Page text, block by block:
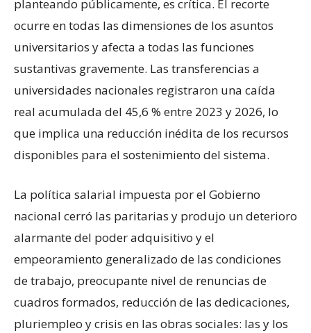
planteando públicamente, es crítica. El recorte
ocurre en todas las dimensiones de los asuntos
universitarios y afecta a todas las funciones
sustantivas gravemente. Las transferencias a
universidades nacionales registraron una caída
real acumulada del 45,6 % entre 2023 y 2026, lo
que implica una reducción inédita de los recursos
disponibles para el sostenimiento del sistema.
La política salarial impuesta por el Gobierno
nacional cerró las paritarias y produjo un deterioro
alarmante del poder adquisitivo y el
empeoramiento generalizado de las condiciones
de trabajo, preocupante nivel de renuncias de
cuadros formados, reducción de las dedicaciones,
pluriempleo y crisis en las obras sociales: las y los